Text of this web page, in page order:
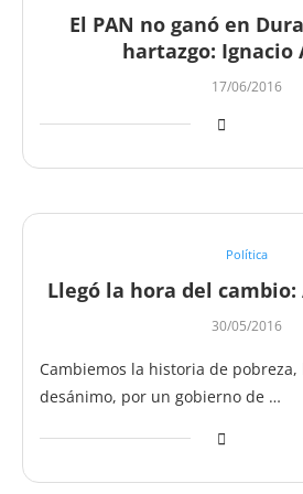
El PAN no ganó en
hartazgo: Ignacio
17/06/2016
Política
Llegó la hora del
30/05/2016
Cambiemos la historia de
desánimo, por un gobierno de …